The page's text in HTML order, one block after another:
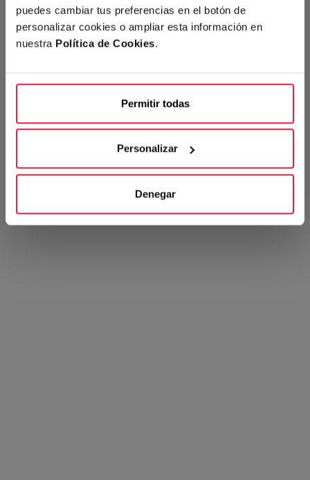
puedes cambiar tus preferencias en el botón de
personalizar cookies o ampliar esta información en
nuestra Política de Cookies.
Permitir todas
Personalizar
Denegar